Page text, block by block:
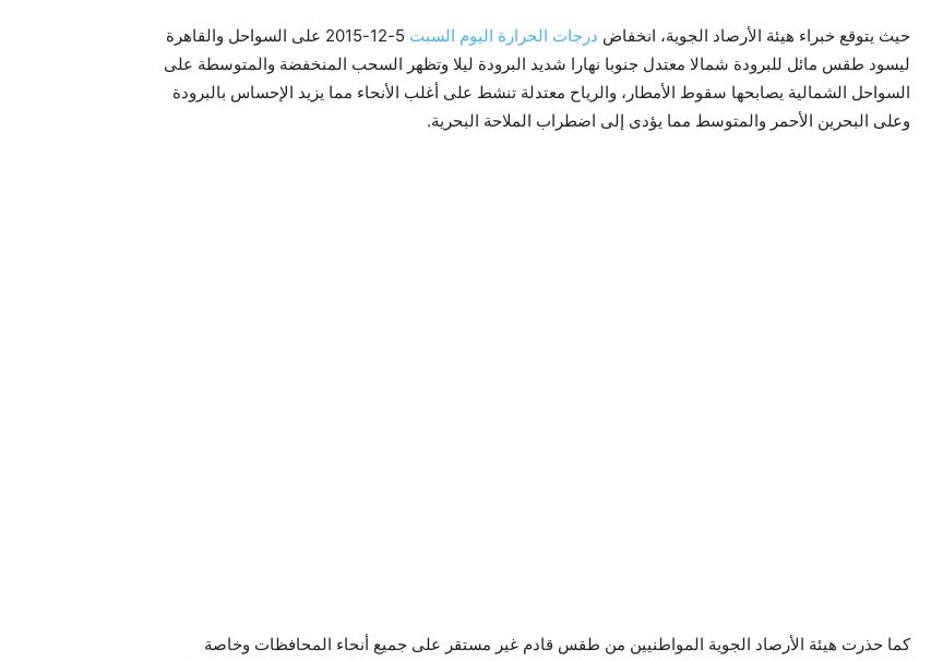
حيث يتوقع خبراء هيئة الأرصاد الجوية، انخفاض درجات الحرارة اليوم السبت
5-12-2015 على السواحل والقاهرة
ليسود طقس مائل للبرودة شمالا معتدل جنوبا نهارا شديد البرودة ليلا وتظهر السحب المنخفضة والمتوسطة على
السواحل الشمالية يصابحها سقوط الأمطار، والرياح معتدلة تنشط على أغلب الأنحاء مما يزيد الإحساس بالبرودة
وعلى البحرين الأحمر والمتوسط مما يؤدى إلى اضطراب الملاحة البحرية.
كما حذرت هيئة الأرصاد الجوية المواطنيين من طقس قادم غير مستقر على جميع أنحاء المحافظات وخاصة